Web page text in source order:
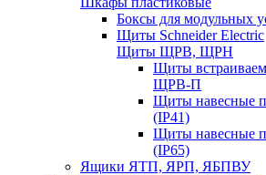
Боксы для модульных
Щиты Schneider Electric
Щиты ЩРВ, ЩРН
Щиты
ЩРВ-П
Щиты навесные
(IP41)
Щиты навесные
(IP65)
Ящики ЯТП, ЯРП, ЯБПВУ